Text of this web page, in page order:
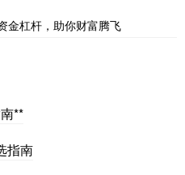
金杠杆，助你财富腾飞
**
指南